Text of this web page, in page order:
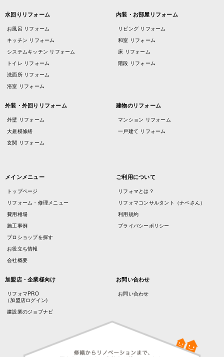
水回りリフォーム
お風呂 リフォーム
キッチン リフォーム
システムキッチン リフォーム
トイレ リフォーム
洗面所 リフォーム
浴室 リフォーム
内装・お部屋リフォーム
リビング リフォーム
和室 リフォーム
床 リフォーム
階段 リフォーム
外装・外回りリフォーム
外壁 リフォーム
大規模修繕
玄関 リフォーム
建物のリフォーム
マンション リフォーム
一戸建て リフォーム
メインメニュー
トップページ
リフォーム・修理メニュー
費用相場
施工事例
プロショップを探す
お役立ち情報
会社概要
ご利用について
リフォマとは？
リフォマコンサルタント（ナベさん）
利用規約
プライバシーポリシー
加盟店・企業様向け
リフォマPRO
（加盟店ログイン)
建設業のジョブナビ
お問い合わせ
お問い合わせ